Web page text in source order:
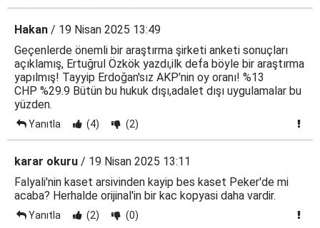
Hakan / 19 Nisan 2025 13:49
Geçenlerde önemli bir araştırma şirketi anketi sonuçları
açıklamış, Ertuğrul Özkök yazdı,ilk defa böyle bir araştırma
yapılmış! Tayyip Erdoğan'sız AKP'nin oy oranı! %13
CHP %29.9 Bütün bu hukuk dışı,adalet dışı uygulamalar bu
yüzden.
Yanıtla (4) (2)
karar okuru / 19 Nisan 2025 13:11
Falyali'nin kaset arsivinden kayip bes kaset Peker'de mi
acaba? Herhalde orijinal'in bir kac kopyasi daha vardir.
Yanıtla (2) (0)